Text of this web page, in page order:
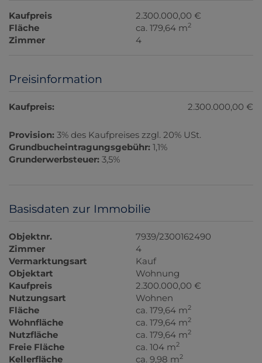
Kaufpreis
2.300.000,00 €
Fläche
ca. 179,64 m2
Zimmer 4
Preisinformation
Kaufpreis: 2.300.000,00 €
Provision: 3% des Kaufpreises zzgl. 20% USt.
Grundbucheintragungsgebühr: 1,1%
Grunderwerbsteuer: 3,5%
Basisdaten zur Immobilie
Objektnr.
7939/2300162490
Zimmer
4
Vermarktungsart
Kauf
Objektart
Wohnung
Kaufpreis
2.300.000,00 €
Nutzungsart
Wohnen
Fläche
ca. 179,64 m2
Wohnfläche ca. 179,64 m2
Nutzfläche ca. 179,64 m2
Freie Fläche ca. 104 m2
Kellerfläche ca. 9,98 m2